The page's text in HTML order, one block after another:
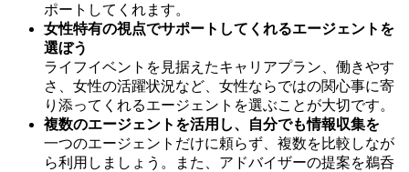
ポートしてくれます。
女性特有の視点でサポートしてくれるエージェントを
選ぼう
ライフイベントを見据えたキャリアプラン、働きやす
さ、女性の活躍状況など、女性ならではの関心事に寄
り添ってくれるエージェントを選ぶことが大切です。
複数のエージェントを活用し、自分でも情報収集を
一つのエージェントだけに頼らず、複数を比較しなが
ら利用しましょう。また、アドバイザーの提案を鵜呑